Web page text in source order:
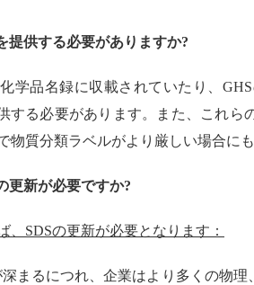
提供する必要がありますか?
学品名録に収載されていたり、 GHS
する必要があります。また、これ
物質分類ラベルがより厳しい場合にも
更新が必要ですか?
、 SDSの更新が必要となります：
まるにつれ、企業はより多くの物